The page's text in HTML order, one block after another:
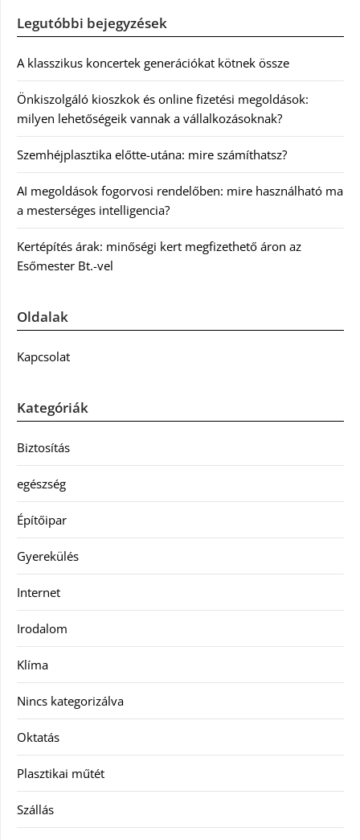
Legutóbbi bejegyzések
A klasszikus koncertek generációkat kötnek össze
Önkiszolgáló kioszkok és online fizetési megoldások:
milyen lehetőségeik vannak a vállalkozásoknak?
Szemhéjplasztika előtte-utána: mire számíthatsz?
AI megoldások fogorvosi rendelőben: mire használható ma
a mesterséges intelligencia?
Kertépítés árak: minőségi kert megfizethető áron az
Esőmester Bt.-vel
Oldalak
Kapcsolat
Kategóriák
Biztosítás
egészség
Építőipar
Gyerekülés
Internet
Irodalom
Klíma
Nincs kategorizálva
Oktatás
Plasztikai műtét
Szállás